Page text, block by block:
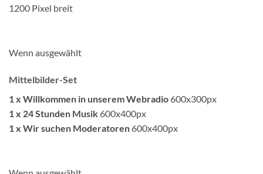
1200 Pixel breit
Wenn ausgewählt
Mittelbilder-Set
1 x Willkommen in unserem Webradio 600x300px
1 x 24 Stunden Musik 600x400px
1 x Wir suchen Moderatoren 600x400px